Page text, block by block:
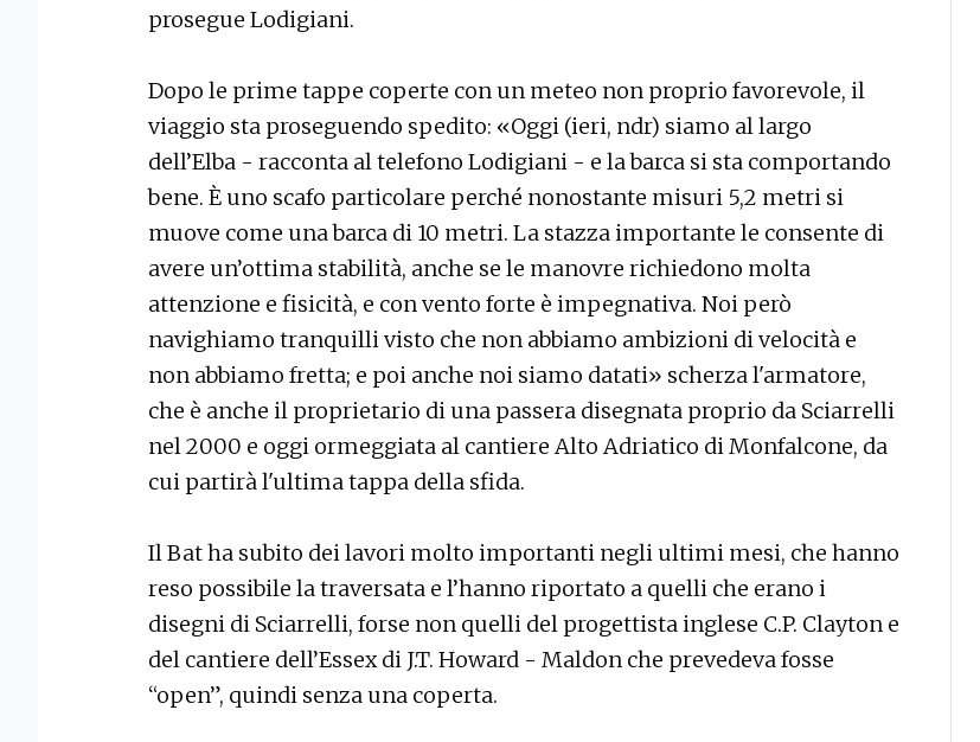
prosegue Lodigiani.
Dopo le prime tappe coperte con un meteo non proprio favorevole, il
viaggio sta proseguendo spedito: «Oggi (ieri, ndr) siamo al largo
dell’Elba - racconta al telefono Lodigiani - e la barca si sta comportando
bene. È uno scafo particolare perché nonostante misuri 5,2 metri si
muove come una barca di 10 metri. La stazza importante le consente di
avere un’ottima stabilità, anche se le manovre richiedono molta
attenzione e fisicità, e con vento forte è impegnativa. Noi però
navighiamo tranquilli visto che non abbiamo ambizioni di velocità e
non abbiamo fretta; e poi anche noi siamo datati» scherza l'armatore,
che è anche il proprietario di una passera disegnata proprio da Sciarrelli
nel 2000 e oggi ormeggiata al cantiere Alto Adriatico di Monfalcone, da
cui partirà l'ultima tappa della sfida.
Il Bat ha subito dei lavori molto importanti negli ultimi mesi, che hanno
reso possibile la traversata e l’hanno riportato a quelli che erano i
disegni di Sciarrelli, forse non quelli del progettista inglese C.P. Clayton e
del cantiere dell’Essex di J.T. Howard - Maldon che prevedeva fosse
“open”, quindi senza una coperta.